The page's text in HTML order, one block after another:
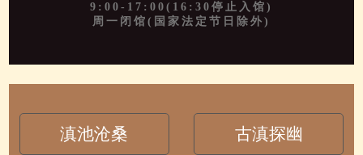
9:00-17:00(16:30停止入馆)
周一闭馆(国家法定节日除外)
滇池沧桑 古滇探幽